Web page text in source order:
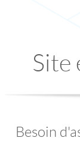
Site
Besoin